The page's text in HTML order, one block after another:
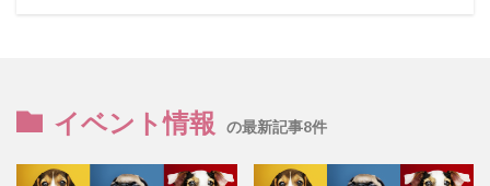
イベント情報 の最新記事8件